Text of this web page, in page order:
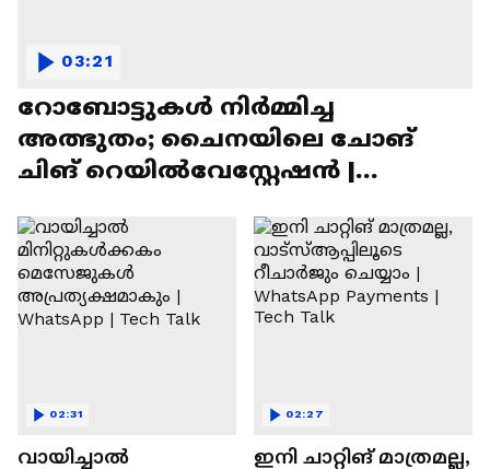
റോബോട്ടുകൾ നിർമ്മിച്ച
അത്ഭുതം; ചൈനയിലെ ചോങ്
ചിങ് റെയിൽവേസ്റ്റേഷൻ |
03:21
വായിച്ചാൽ
02:31
ഇനി ചാറ്റിങ് മാത്രമല്ല,
02:27